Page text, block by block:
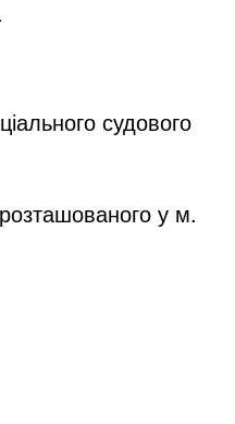
судового
у м.